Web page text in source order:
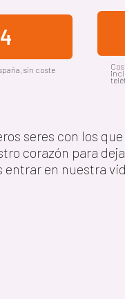
sin coste
seres con los
corazón para
en nuestra